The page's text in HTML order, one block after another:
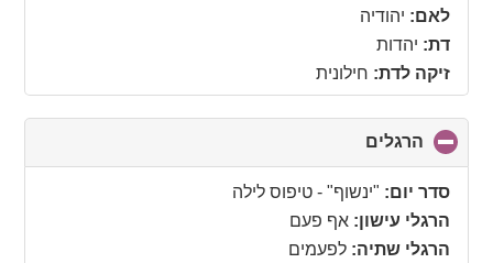
לאם: יהודיה
דת: יהדות
זיקה לדת: חילונית
הרגלים
to
collapse
contents
סדר יום: "ינשוף" - טיפוס לילה
הרגלי עישון: אף פעם
הרגלי שתיה: לפעמים